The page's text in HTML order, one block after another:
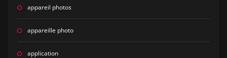
appareil photos
appareille photo
application